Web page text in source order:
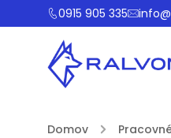
0915 905 335
Domov /